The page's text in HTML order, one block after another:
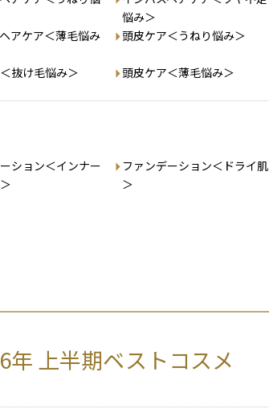
悩み＞
アケア＜薄毛悩み
頭皮ケア＜うねり悩み＞
抜け毛悩み＞ 頭皮ケア＜薄毛悩み＞
ション＜インナー
ファンデーション＜ドライ肌
＞
年 上半期ベストコスメ